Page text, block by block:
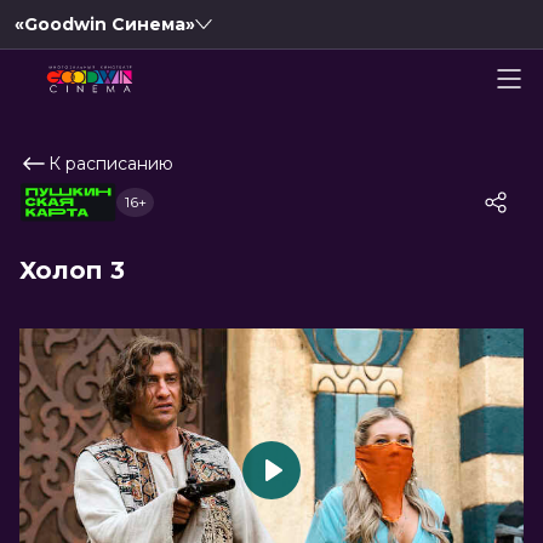
«Goodwin Синема»
К расписанию
Холоп 3
16+
Play